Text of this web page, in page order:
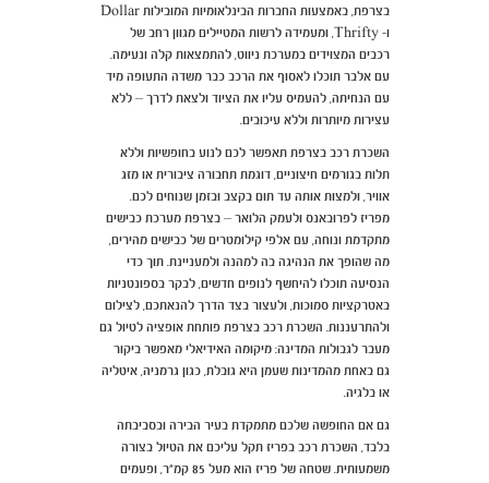
בצרפת, באמצעות החברות הבינלאומיות המובילות Dollar
ו- Thrifty, ומעמידה לרשות המטיילים מגוון רחב של
רכבים המצוידים במערכת ניווט, להתמצאות קלה ונעימה.
עם אלבר תוכלו לאסוף את הרכב כבר משדה התעופה מיד
עם הנחיתה, להעמיס עליו את הציוד ולצאת לדרך – ללא
עצירות מיותרות וללא עיכובים.
השכרת רכב בצרפת תאפשר לכם לנוע בחופשיות וללא
תלות בגורמים חיצוניים, דוגמת תחבורה ציבורית או מזג
אוויר, ולמצות אותה עד תום בקצב ובזמן שנוחים לכם.
מפריז לפרובאנס ולעמק הלואר – בצרפת מערכת כבישים
מתקדמת ונוחה, עם אלפי קילומטרים של כבישים מהירים,
מה שהופך את הנהיגה בה למהנה ולמעניינת. תוך כדי
הנסיעה תוכלו להיחשף לנופים חדשים, לבקר בספונטניות
באטרקציות סמוכות, ולעצור בצד הדרך להנאתכם, לצילום
ולהתרעננות. השכרת רכב בצרפת פותחת אופציה לטיול גם
מעבר לגבולות המדינה: מיקומה האידיאלי מאפשר ביקור
גם באחת מהמדינות שעמן היא גובלת, כגון גרמניה, איטליה
או בלגיה.
גם אם החופשה שלכם מתמקדת בעיר הבירה ובסביבתה
בלבד, השכרת רכב בפריז תקל עליכם את הטיול בצורה
משמעותית. שטחה של פריז הוא מעל 85 קמ"ר, ופעמים